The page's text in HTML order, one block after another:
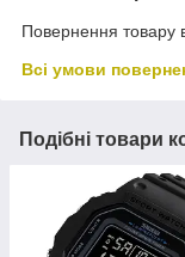
Повернення товару
Всі умови
Подібні товари